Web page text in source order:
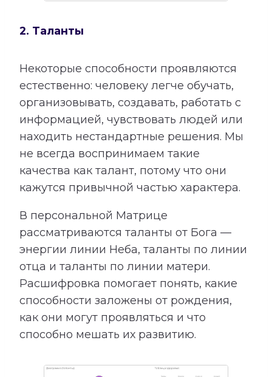
2. Таланты
Некоторые способности проявляются
естественно: человеку легче обучать,
организовывать, создавать, работать с
информацией, чувствовать людей или
находить нестандартные решения. Мы
не всегда воспринимаем такие
качества как талант, потому что они
кажутся привычной частью характера.
В персональной Матрице
рассматриваются таланты от Бога —
энергии линии Неба, таланты по линии
отца и таланты по линии матери.
Расшифровка помогает понять, какие
способности заложены от рождения,
как они могут проявляться и что
способно мешать их развитию.